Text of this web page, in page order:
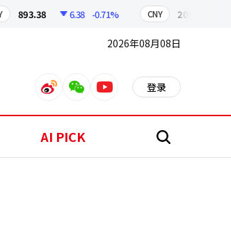
893.38 6.38 -0.71% CNY 209.17
2026年08月08日
weiboweixinyoutube 登录
AI PICK 搜